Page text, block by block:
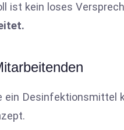
ist kein loses
ein Desinfektionsmittel